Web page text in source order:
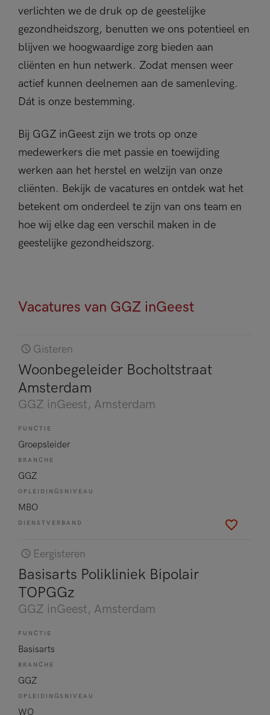
verlichten we de druk op de geestelijke
gezondheidszorg, benutten we ons potentieel en
blijven we hoogwaardige zorg bieden aan
cliënten en hun netwerk. Zodat mensen weer
actief kunnen deelnemen aan de samenleving.
Dát is onze bestemming.
Bij GGZ inGeest zijn we trots op onze
medewerkers die met passie en toewijding
werken aan het herstel en welzijn van onze
cliënten. Bekijk de vacatures en ontdek wat het
betekent om onderdeel te zijn van ons team en
hoe wij elke dag een verschil maken in de
geestelijke gezondheidszorg.
Vacatures van GGZ inGeest
Gisteren
Woonbegeleider Bocholtstraat
Amsterdam
GGZ inGeest, Amsterdam
FUNCTIE
Groepsleider
BRANCHE
GGZ
OPLEIDINGSNIVEAU
MBO
DIENSTVERBAND
Eergisteren
Basisarts Polikliniek Bipolair
TOPGGz
GGZ inGeest, Amsterdam
FUNCTIE
Basisarts
BRANCHE
GGZ
OPLEIDINGSNIVEAU
WO